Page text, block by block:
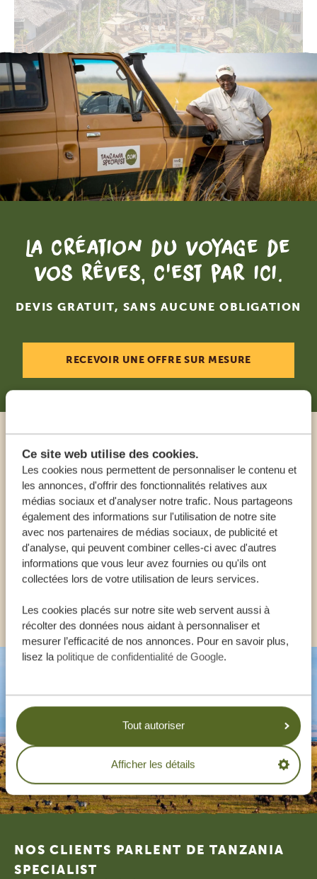
Ce site web utilise des cookies.
Les cookies nous permettent de personnaliser le contenu et
les annonces, d'offrir des fonctionnalités relatives aux
médias sociaux et d'analyser notre trafic. Nous partageons
également des informations sur l'utilisation de notre site
avec nos partenaires de médias sociaux, de publicité et
d'analyse, qui peuvent combiner celles-ci avec d'autres
informations que vous leur avez fournies ou qu'ils ont
collectées lors de votre utilisation de leurs services.
Les cookies placés sur notre site web servent aussi à
récolter des données nous aidant à personnaliser et
mesurer l’efficacité de nos annonces. Pour en savoir plus,
lisez la politique de confidentialité de Google.
Tout autoriser
Afficher les détails
La création du voyage de
vos rêves, c'est par ici.
DEVIS GRATUIT, SANS AUCUNE OBLIGATION
RECEVOIR UNE OFFRE SUR MESURE
Appeler un expert
NOS SPÉCIALISTES SONT LÀ POUR VOUS
AIDER
FR:+33 257 28 0079
AUTRES PAYS
Footer
NOS CLIENTS PARLENT DE TANZANIA
SPECIALIST